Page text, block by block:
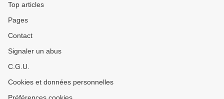
Top articles
Pages
Contact
Signaler un abus
C.G.U.
Cookies et données personnelles